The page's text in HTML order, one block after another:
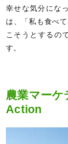
幸せな気分にな
は、「私も食べ
こそうとするの
す。
農業マー
Action